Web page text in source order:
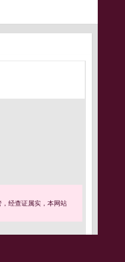
经查证属实，本网站